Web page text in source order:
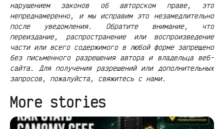
нарушением законов об авторском праве, это
непреднамеренно, и мы исправим это незамедлительно
после уведомления. Обратите внимание, что
переиздание, распространение или воспроизведение
части или всего содержимого в любой форме запрещено
без письменного разрешения автора и владельца веб-
сайта. Для получения разрешений или дополнительных
запросов, пожалуйста, свяжитесь с нами.
More stories